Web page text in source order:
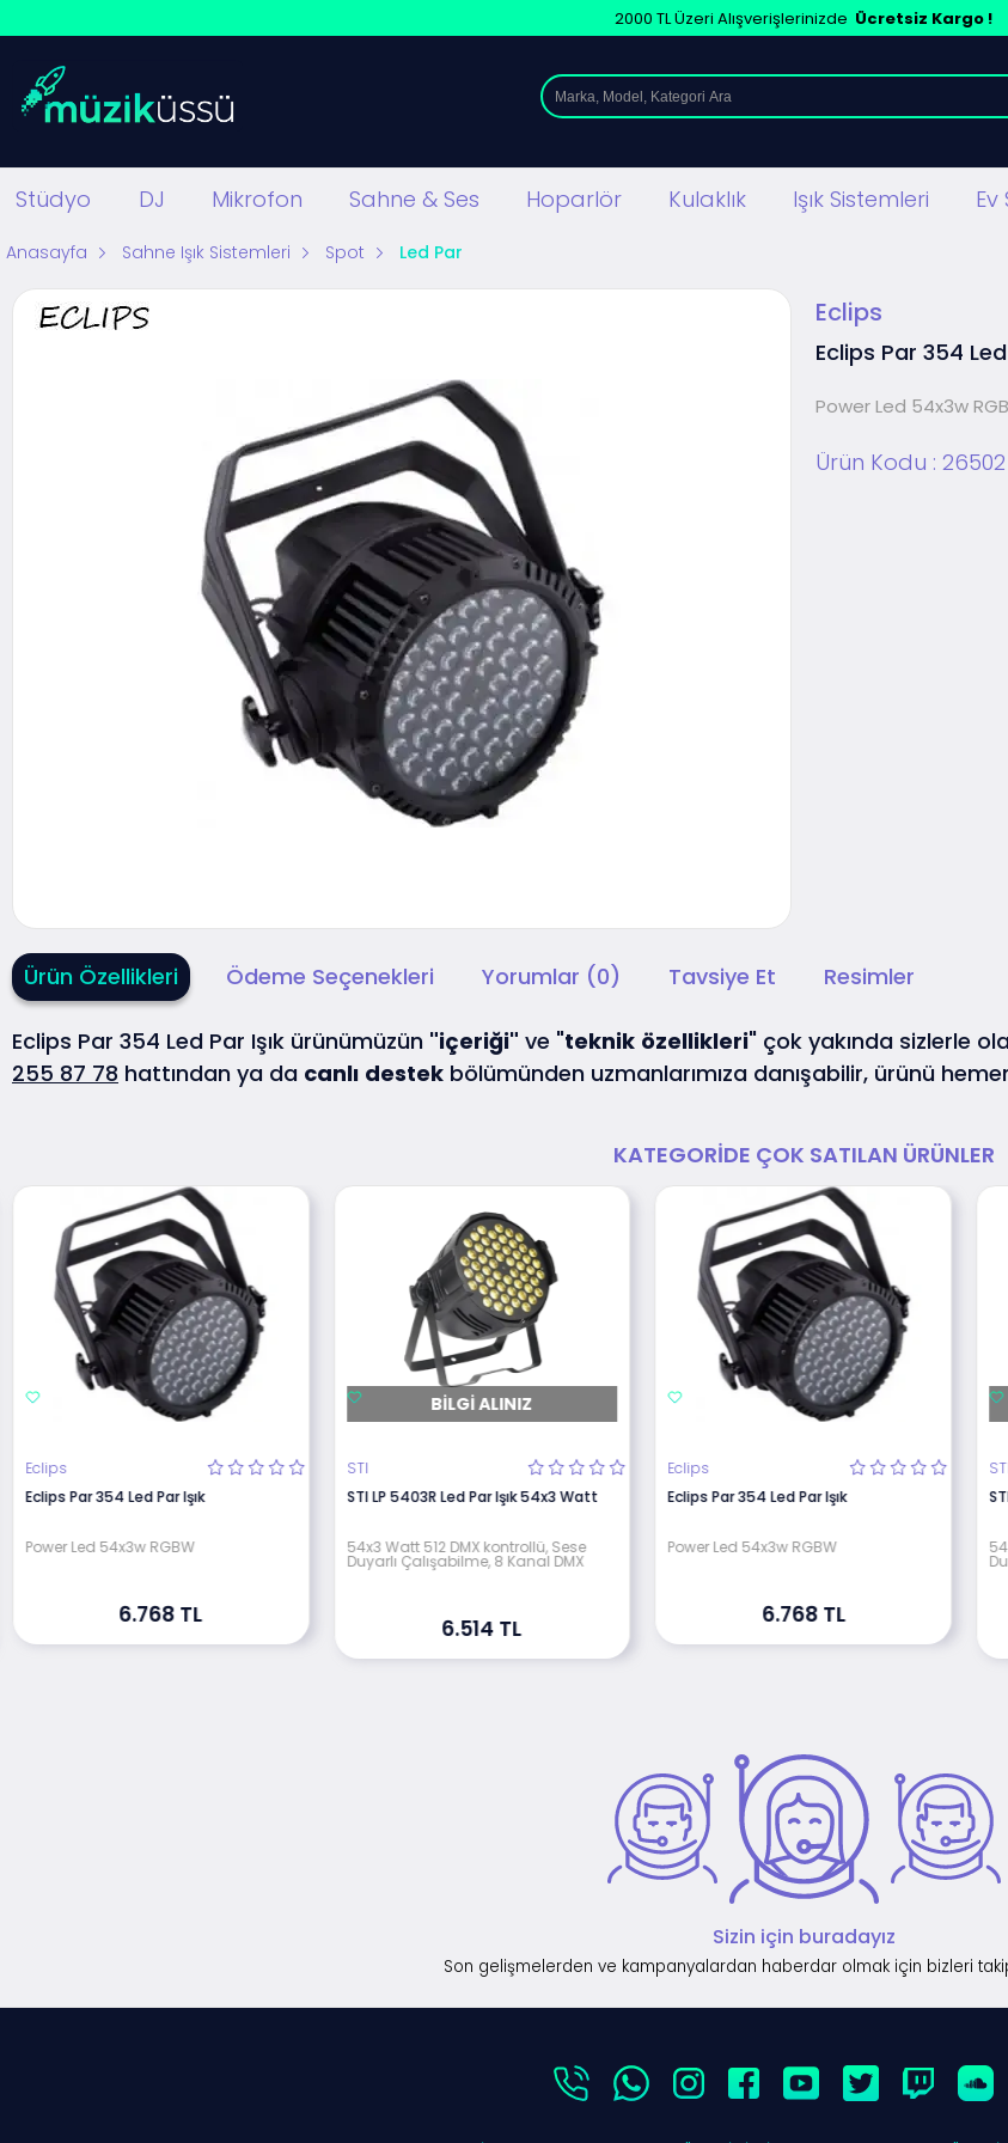
2000 TL Üzeri Alışverişlerinizde Ücretsiz Kargo !
Stüdyo DJ Mikrofon Sahne & Ses Hoparlör Kulaklık Işık Sistemleri Ev
Anasayfa Sahne Işık Sistemleri Spot Led Par
Eclips
Eclips Par 354
Power Led 54x3w
Ürün Kodu : 26502
Ürün Özellikleri Ödeme Seçenekleri Yorumlar (0) Tavsiye Et Resimler
Eclips Par 354 Led Par Işık ürünümüzün "içeriği" ve "teknik özellikleri" çok yakında sizlerle
255 87 78 hattından ya da canlı destek bölümünden uzmanlarımıza danışabilir, ürünü
KATEGORIDE ÇOK SATILAN ÜRÜNLER
Eclips
Eclips Par 354 Led Par Işık
Power Led 54x3w RGBW
6.768 TL
BILGI ALINIZ
STI
STI LP 5403R Led Par Işık 54x3 Watt
54x3 Watt 512 DMX kontrollü, Sese
Duyarlı Çalışabilme, 8 Kanal DMX
6.514 TL
Eclips
Eclips Par 354 Led Par Işık
Power Led 54x3w RGBW
6.768 TL
Sizin için buradayız
Son gelişmelerden ve kampanyalardan haberdar olmak için bizleri